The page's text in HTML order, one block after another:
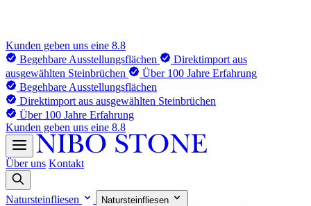
Kunden geben uns eine 8.8
Begehbare Ausstellungsflächen
Direktimport aus
ausgewählten Steinbrüchen
Über 100 Jahre Erfahrung
Begehbare Ausstellungsflächen
Direktimport aus ausgewählten Steinbrüchen
Über 100 Jahre Erfahrung
Kunden geben uns eine 8.8
Über uns Kontakt
Natursteinfliesen Natursteinfliesen